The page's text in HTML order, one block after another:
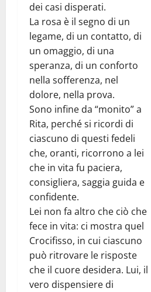
dei casi disperati.
La rosa è il segno di un
legame, di un contatto, di
un omaggio, di una
speranza, di un conforto
nella sofferenza, nel
dolore, nella prova.
Sono infine da “monito” a
Rita, perché si ricordi di
ciascuno di questi fedeli
che, oranti, ricorrono a lei
che in vita fu paciera,
consigliera, saggia guida e
confidente.
Lei non fa altro che ciò che
fece in vita: ci mostra quel
Crocifisso, in cui ciascuno
può ritrovare le risposte
che il cuore desidera. Lui, il
vero dispensiere di